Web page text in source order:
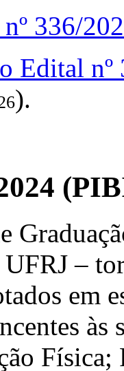
336/
Edital nº
).
–
em